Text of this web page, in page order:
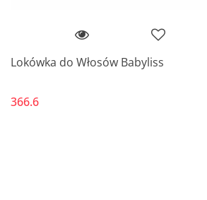
Lokówka do Włosów Babyliss
366.6